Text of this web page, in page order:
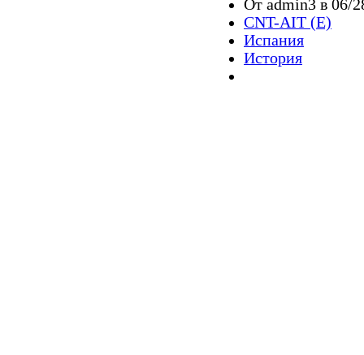
От admin3 в 06/
CNT-AIT (E)
Испания
История